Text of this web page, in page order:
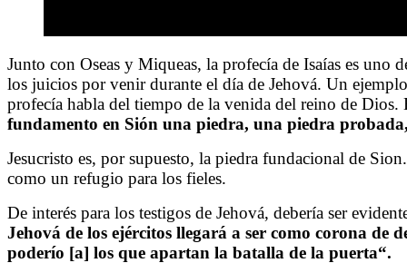
Junto con Oseas y Miqueas, la profecía de Isaías es uno
los juicios por venir durante el día de Jehová. Un
profecía habla del tiempo de la venida del reino de
fundamento en Sión una piedra, una piedra
Jesucristo es, por supuesto, la piedra fundacional de
como un refugio para los fieles.
De interés para los testigos de Jehová, debería ser
Jehová de los ejércitos llegará a ser como corona de
poderío [a] los que apartan la batalla de la puerta“.